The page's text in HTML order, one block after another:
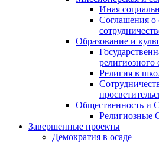
Иная
Соглашения о
Образование и
религиозного
Религия в
Общественность и
Завершенные проекты
Демократия в осаде